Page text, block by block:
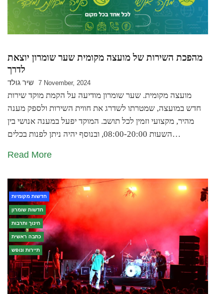
מהפכת השירות של מועצה מקומית שער שומרון יוצאת
לדרך
שיר גולד 7 November, 2024
מועצה מקומית. שער שומרון מודיעה על הקמת מוקד שירות
חדש במועצה, שמטרתו לשדרג את חווית השירות ולספק מענה
מהיר, מקצועי וזמין לכל תושב. המוקד יפעל במענה אנושי בין
השעות 08:00-20:00, ובנוסף יהיה ניתן לפנות בכלים…
Read More
חדשות מקומיות
חדשות שומרון
חינוך ותרבות
כתבה ראשית
תיירות ונופש